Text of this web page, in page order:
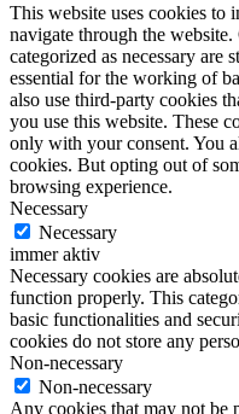
This website uses cookies to
navigate through the
categorized as necessary are
essential for the working of
also use third-party cookies
you use this website. These
only with your consent. You
cookies. But opting out of
browsing experience.
Necessary
Necessary
immer aktiv
Necessary cookies are
function properly. This
basic functionalities and
cookies do not store any
Non-necessary
Non-necessary
Any cookies that may not be